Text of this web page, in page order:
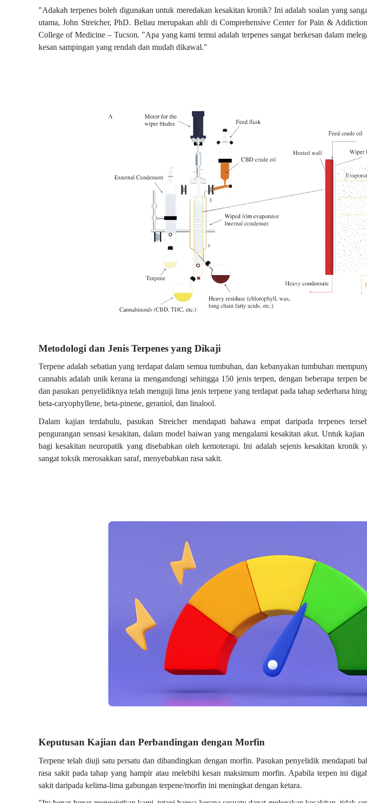
"Adakah terpenes boleh digunakan untuk meredakan kesakitan kronik? Ini adalah soalan yang
utama, John Streicher, PhD. Beliau merupakan ahli di Comprehensive Center for Pain &
College of Medicine – Tucson. "Apa yang kami temui adalah terpenes sangat berkesan dalam
kesan sampingan yang rendah dan mudah dikawal."
Metodologi dan Jenis Terpenes yang Dikaji
Terpene adalah sebatian yang terdapat dalam semua tumbuhan, dan kebanyakan tumbuhan
cannabis adalah unik kerana ia mengandungi sehingga 150 jenis terpen, dengan beberapa terpen
dan pasukan penyelidiknya telah menguji lima jenis terpene yang terdapat pada tahap sederhana
beta-caryophyllene, beta-pinene, geraniol, dan linalool.
Dalam kajian terdahulu, pasukan Streicher mendapati bahawa empat daripada terpenes
pengurangan sensasi kesakitan, dalam model haiwan yang mengalami kesakitan akut. Untuk
bagi kesakitan neuropatik yang disebabkan oleh kemoterapi. Ini adalah sejenis kesakitan kronik
sangat toksik merosakkan saraf, menyebabkan rasa sakit.
Keputusan Kajian dan Perbandingan dengan Morfin
Terpene telah diuji satu persatu dan dibandingkan dengan morfin. Pasukan penyelidik mendapati
rasa sakit pada tahap yang hampir atau melebihi kesan maksimum morfin. Apabila terpen ini
sakit daripada kelima-lima gabungan terpene/morfin ini meningkat dengan ketara.